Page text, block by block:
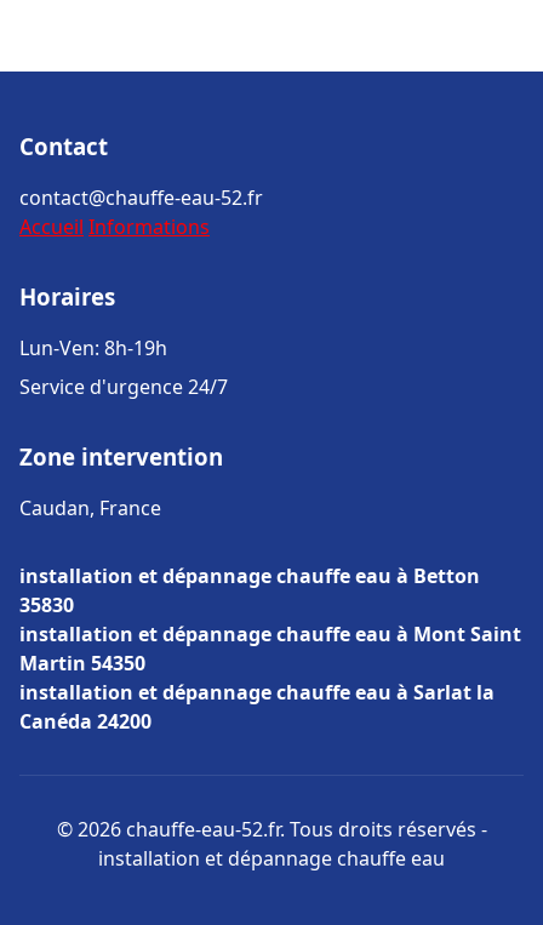
Contact
contact@chauffe-eau-52.fr
Accueil Informations
Horaires
Lun-Ven: 8h-19h
Service d'urgence 24/7
Zone intervention
Caudan, France
installation et dépannage chauffe eau à Betton
35830
installation et dépannage chauffe eau à Mont Saint
Martin 54350
installation et dépannage chauffe eau à Sarlat la
Canéda 24200
© 2026 chauffe-eau-52.fr. Tous droits réservés -
installation et dépannage chauffe eau